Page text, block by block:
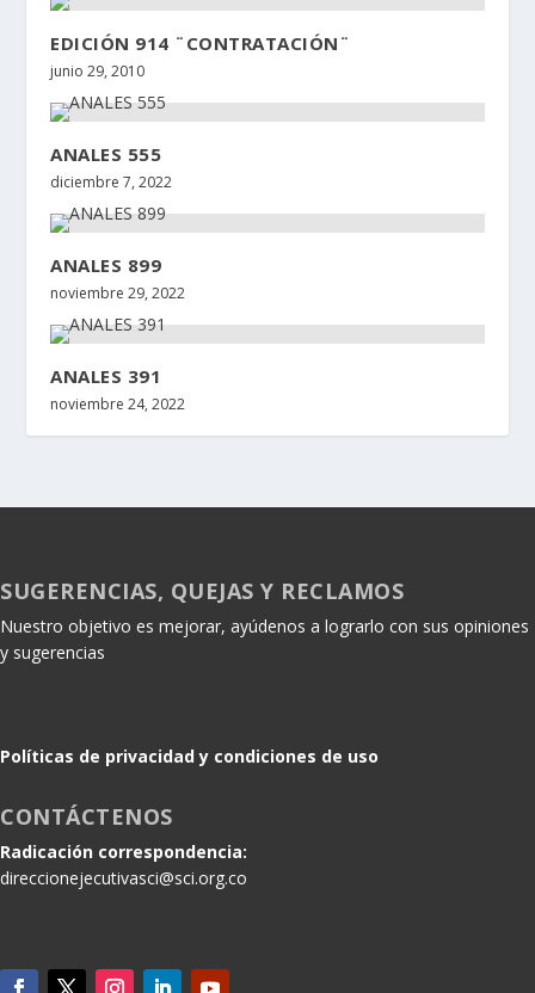
EDICIÓN 914 ¨CONTRATACIÓN¨
junio 29, 2010
ANALES 555
diciembre 7, 2022
ANALES 899
noviembre 29, 2022
ANALES 391
noviembre 24, 2022
SUGERENCIAS, QUEJAS Y RECLAMOS
Nuestro objetivo es mejorar, ayúdenos a lograrlo con sus opiniones
y sugerencias
Políticas de privacidad y condiciones de uso
CONTÁCTENOS
Radicación correspondencia:
direccionejecutivasci@sci.org.co